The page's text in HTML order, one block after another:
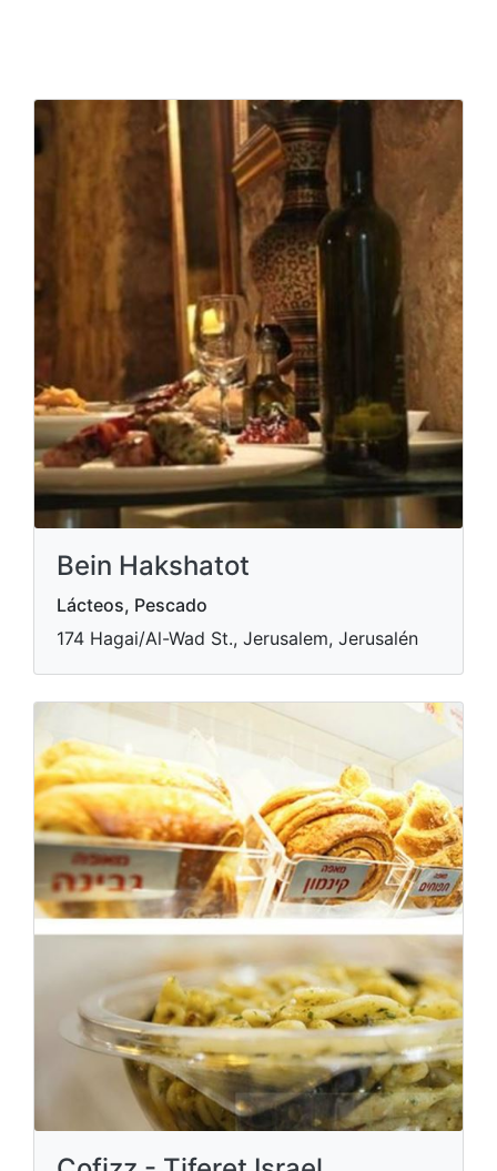
Bein Hakshatot
Lácteos, Pescado
174 Hagai/Al-Wad St., Jerusalem, Jerusalén